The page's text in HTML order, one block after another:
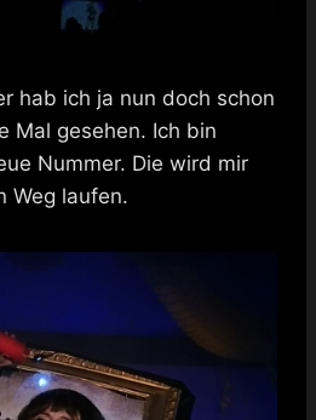
hab ich ja nun doch schon
Mal gesehen. Ich bin
Nummer. Die wird mir
Weg laufen.